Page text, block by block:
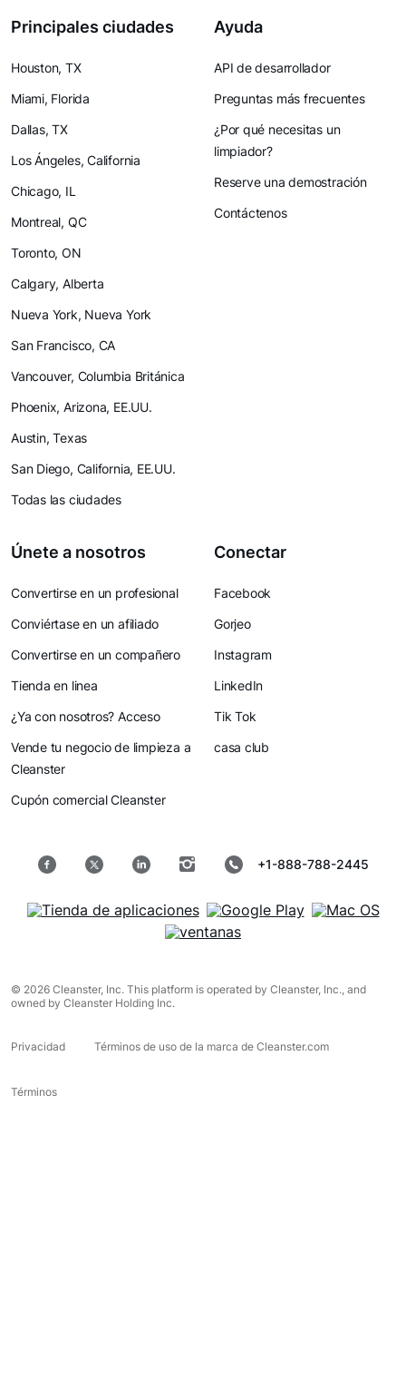
Principales ciudades
Houston, TX
Miami, Florida
Dallas, TX
Los Ángeles, California
Chicago, IL
Montreal, QC
Toronto, ON
Calgary, Alberta
Nueva York, Nueva York
San Francisco, CA
Vancouver, Columbia Británica
Phoenix, Arizona, EE.UU.
Austin, Texas
San Diego, California, EE.UU.
Todas las ciudades
Ayuda
API de desarrollador
Preguntas más frecuentes
¿Por qué necesitas un
limpiador?
Reserve una demostración
Contáctenos
Únete a nosotros
Convertirse en un profesional
Conviértase en un afiliado
Convertirse en un compañero
Tienda en linea
¿Ya con nosotros? Acceso
Vende tu negocio de limpieza a
Cleanster
Cupón comercial Cleanster
Conectar
Facebook
Gorjeo
Instagram
LinkedIn
Tik Tok
casa club
+1-888-788-2445
© 2026 Cleanster, Inc. This platform is operated by Cleanster, Inc., and
owned by Cleanster Holding Inc.
Privacidad Términos de uso de la marca de Cleanster.com
Términos